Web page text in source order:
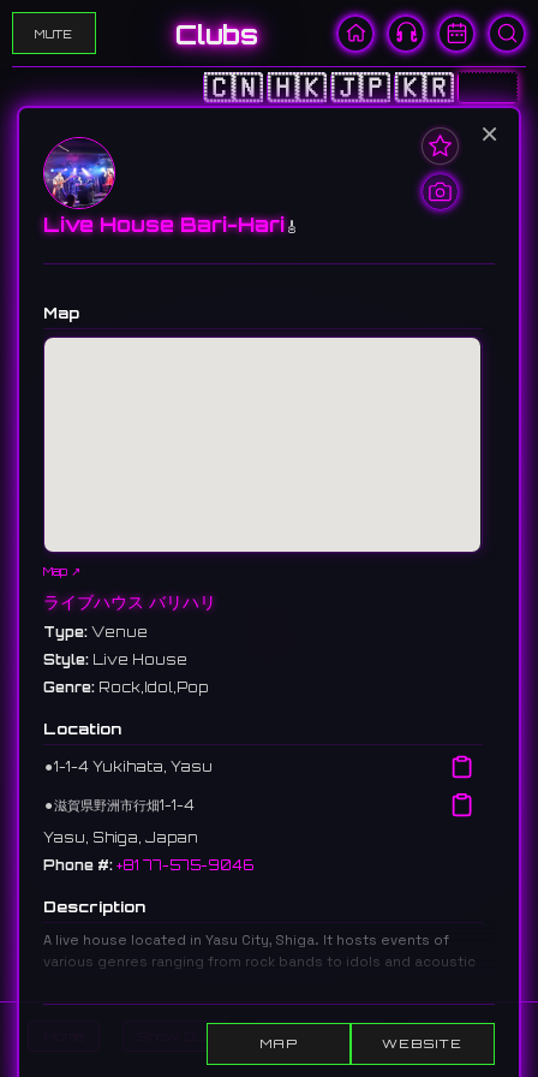
MUTE Clubs
🇨🇳🇭🇰🇯🇵🇰🇷🇺🇸
Show Events Search
×
Live House Bari-Hari🎸
Map
Map ↗
ライブハウス バリハリ
Type: Venue
Style: Live House
Genre: Rock,Idol,Pop
Location
⚫︎1-1-4 Yukihata, Yasu
⚫︎滋賀県野洲市行畑1-1-4
Yasu, Shiga, Japan
Phone #: +81 77-575-9046
Description
A live house located in Yasu City, Shiga. It hosts events of
various genres ranging from rock bands to idols and acoustic
滋賀県野洲市にあるライブハウス。ロックバンドからアイドル、アコース
MAP WEBSITE